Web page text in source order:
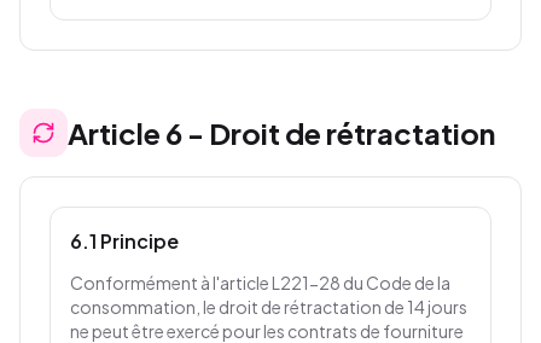
Article 6 - Droit de rétractation
6.1 Principe
Conformément à l'article L221-28 du Code de la
consommation, le droit de rétractation de 14 jours
ne peut être exercé pour les contrats de fourniture